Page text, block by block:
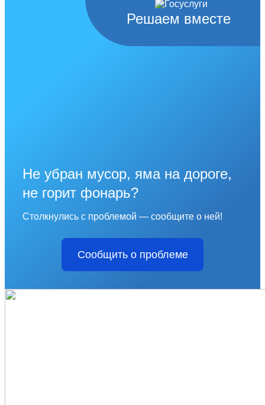
Решаем вместе
Не убран мусор, яма на дороге,
не горит фонарь?
Столкнулись с проблемой — сообщите о ней!
Сообщить о проблеме